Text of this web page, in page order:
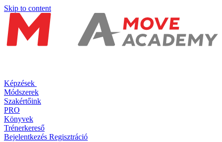
Skip to content
Képzések
Módszerek
Szakértőink
PRO
Könyvek
Trénerkereső
Bejelentkezés Regisztráció